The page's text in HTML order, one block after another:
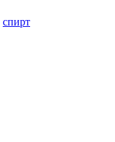
спирт